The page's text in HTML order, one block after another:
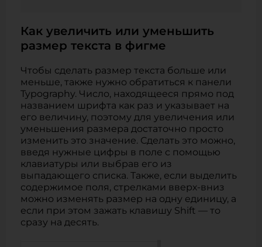
Как увеличить или уменьшить
размер текста в фигме
Чтобы сделать размер текста больше или
меньше, также нужно обратиться к панели
Typography. Число, находящееся прямо под
названием шрифта как раз и указывает на
его величину, поэтому для увеличения или
уменьшения размера достаточно просто
изменить это значение. Сделать это можно,
введя нужные цифры в поле с помощью
клавиатуры или выбрав его из
выпадающего списка. Также, если выделить
содержимое поля, стрелками вверх-вниз
можно изменять размер на одну единицу, а
если при этом зажать клавишу Shift — то
сразу на десять.